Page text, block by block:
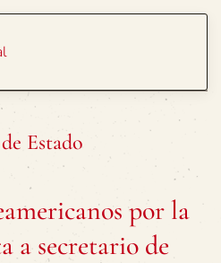
Estado
por la
a secretario de